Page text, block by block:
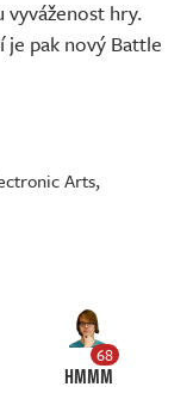
vyváženost hry.
je pak nový Battle
Arts,
68
HMMM